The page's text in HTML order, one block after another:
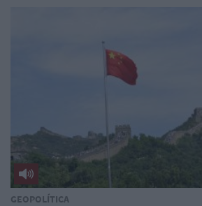
GEOPOLÍTICA